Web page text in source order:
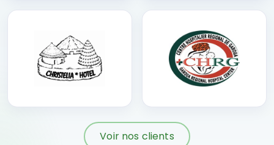
Voir nos clients